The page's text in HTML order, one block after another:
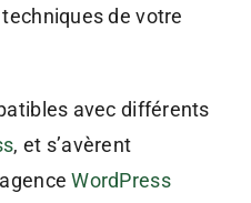
de votre
avec différents
, et s’avèrent
WordPress